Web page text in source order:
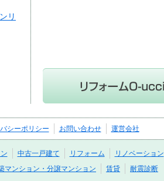
リ
シーポリシー お問い合わせ 運営会社
中古一戸建て リフォーム リノベーション
マンション・分譲マンション 賃貸 耐震診断